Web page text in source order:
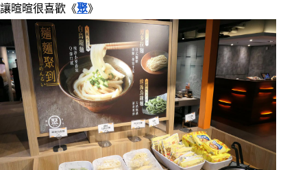
讓暄暄很喜歡《聚》